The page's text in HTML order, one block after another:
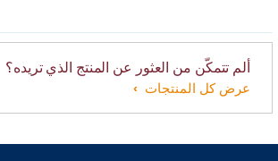
ألم تتمكّن من العثور عن المنتج الذي تريده؟
عرض كل المنتجات